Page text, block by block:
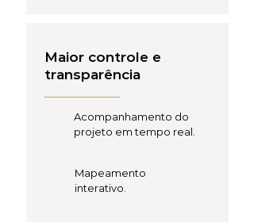
Maior controle e
transparência
Acompanhamento do
projeto em tempo real.
Mapeamento
interativo.